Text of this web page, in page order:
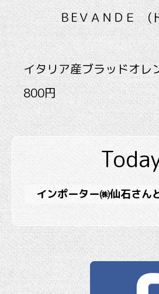
ＢEＶＡＮＤＥ (
イタリア産ブラッドオレ
800円
インポーター㈱仙石さん